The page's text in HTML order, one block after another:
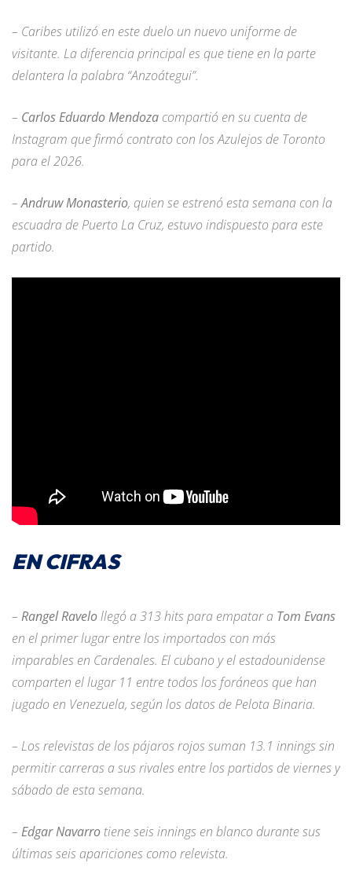
– Caribes utilizó en este duelo un nuevo uniforme de
visitante. La diferencia principal es que tiene en la parte
delantera la palabra “Anzoátegui”.
– Carlos Eduardo Mendoza compartió en su cuenta de
Instagram que firmó contrato con los Azulejos de Toronto
para el 2026.
–Andruw Monasterio, quien se estrenó esta semana con la
escuadra de Puerto La Cruz, estuvo indispuesto para este
partido.
EN CIFRAS
– Rangel Ravelollegó a 313 hits para empatar a Tom Evans
en el primer lugar entre los importados con más
imparables en Cardenales. El cubano y el estadounidense
comparten el lugar 11 entre todos los foráneos que han
jugado en Venezuela, según los datos de Pelota Binaria.
– Los relevistas de los pájaros rojos suman 13.1 innings sin
permitir carreras a sus rivales entre los partidos de viernes y
sábado de esta semana.
– Edgar Navarro tiene seis innings en blanco durante sus
últimas seis apariciones como relevista.